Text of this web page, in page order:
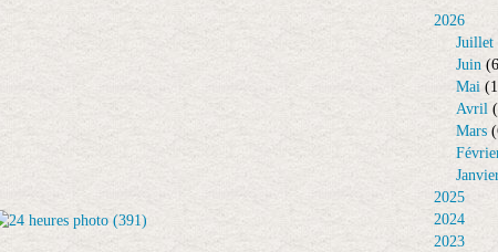
2026
Juillet
Juin
Mai
Avril
Mars
2025
2024
2023